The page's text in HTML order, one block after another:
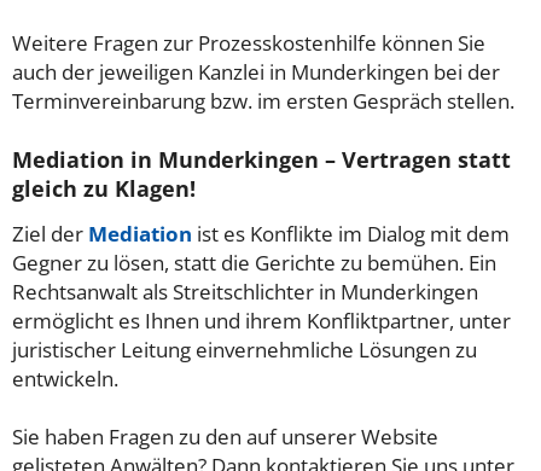
Weitere Fragen zur Prozesskostenhilfe können Sie
auch der jeweiligen Kanzlei in Munderkingen bei der
Terminvereinbarung bzw. im ersten Gespräch stellen.
Mediation in Munderkingen – Vertragen statt
gleich zu Klagen!
Ziel der Mediation ist es Konflikte im Dialog mit dem
Gegner zu lösen, statt die Gerichte zu bemühen. Ein
Rechtsanwalt als Streitschlichter in Munderkingen
ermöglicht es Ihnen und ihrem Konfliktpartner, unter
juristischer Leitung einvernehmliche Lösungen zu
entwickeln.
Sie haben Fragen zu den auf unserer Website
gelisteten Anwälten? Dann kontaktieren Sie uns unter